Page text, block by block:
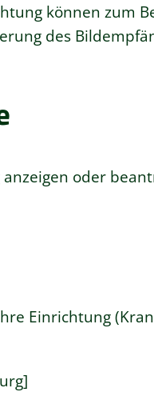
können zum
des
oder
Einrichtung